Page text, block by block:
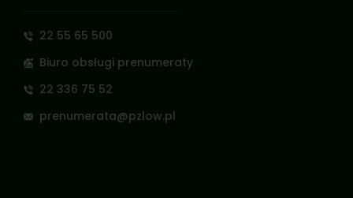
22 55 65 500
Biuro obsługi prenumeraty
22 336 75 52
prenumerata@pzlow.pl